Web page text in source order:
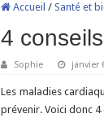
Accueil / Santé et
4
Sophie janvier
Les maladies
prévenir. Voici donc